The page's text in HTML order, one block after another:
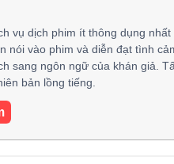
vụ dịch phim ít thông dụng
nói vào phim và diễn đạt tình
sang ngôn ngữ của khán giả.
bản lồng tiếng.